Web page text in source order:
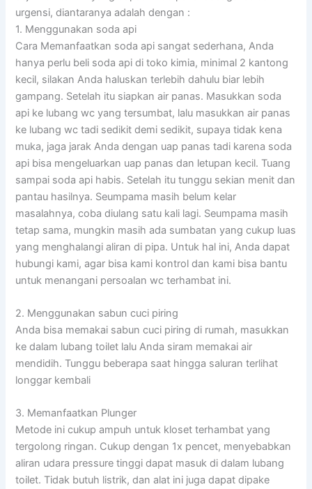
urgensi, diantaranya adalah dengan :
1. Menggunakan soda api
Cara Memanfaatkan soda api sangat sederhana, Anda
hanya perlu beli soda api di toko kimia, minimal 2 kantong
kecil, silakan Anda haluskan terlebih dahulu biar lebih
gampang. Setelah itu siapkan air panas. Masukkan soda
api ke lubang wc yang tersumbat, lalu masukkan air panas
ke lubang wc tadi sedikit demi sedikit, supaya tidak kena
muka, jaga jarak Anda dengan uap panas tadi karena soda
api bisa mengeluarkan uap panas dan letupan kecil. Tuang
sampai soda api habis. Setelah itu tunggu sekian menit dan
pantau hasilnya. Seumpama masih belum kelar
masalahnya, coba diulang satu kali lagi. Seumpama masih
tetap sama, mungkin masih ada sumbatan yang cukup luas
yang menghalangi aliran di pipa. Untuk hal ini, Anda dapat
hubungi kami, agar bisa kami kontrol dan kami bisa bantu
untuk menangani persoalan wc terhambat ini.
2. Menggunakan sabun cuci piring
Anda bisa memakai sabun cuci piring di rumah, masukkan
ke dalam lubang toilet lalu Anda siram memakai air
mendidih. Tunggu beberapa saat hingga saluran terlihat
longgar kembali
3. Memanfaatkan Plunger
Metode ini cukup ampuh untuk kloset terhambat yang
tergolong ringan. Cukup dengan 1x pencet, menyebabkan
aliran udara pressure tinggi dapat masuk di dalam lubang
toilet. Tidak butuh listrik, dan alat ini juga dapat dipake